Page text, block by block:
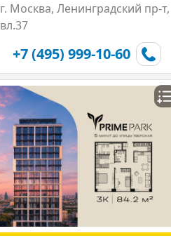
г. Москва, Ленинградский пр-т,
вл.37
+7 (495) 999-10-60